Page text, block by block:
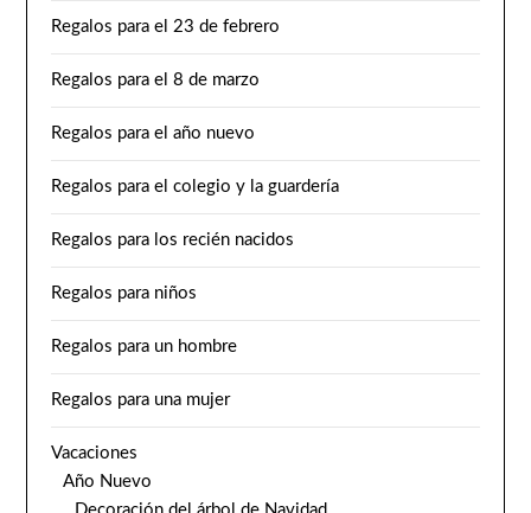
Regalos para el 23 de febrero
Regalos para el 8 de marzo
Regalos para el año nuevo
Regalos para el colegio y la guardería
Regalos para los recién nacidos
Regalos para niños
Regalos para un hombre
Regalos para una mujer
Vacaciones
Año Nuevo